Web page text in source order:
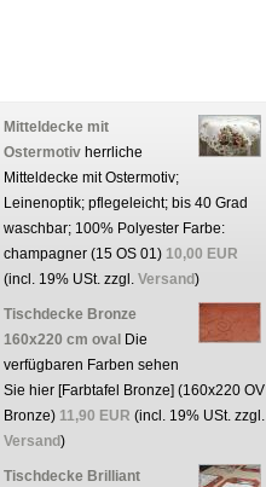
Mitteldecke mit
Ostermotiv herrliche
Mitteldecke mit Ostermotiv;
Leinenoptik; pflegeleicht; bis 40 Grad
waschbar; 100% Polyester Farbe:
champagner (15 OS 01) 10,00 EUR
(incl. 19% USt. zzgl. Versand)
Tischdecke Bronze
160x220 cm oval Die
verfügbaren Farben sehen
Sie hier [Farbtafel Bronze] (160x220 OV
Bronze) 11,90 EUR (incl. 19% USt. zzgl.
Versand)
Tischdecke Brilliant